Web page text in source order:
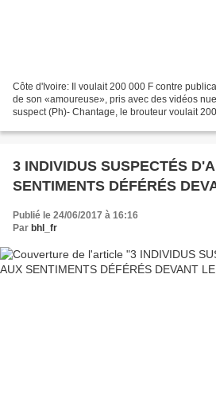
Côte d'Ivoire: Il voulait 200 000 F contre
de son «amoureuse», pris avec des vidéos
suspect (Ph)- Chantage, le brouteur voulait
3 INDIVIDUS SUSPECTÉS
SENTIMENTS DÉFÉRÉS
Publié le 24/06/2017 à 16:16
Par bhl_fr